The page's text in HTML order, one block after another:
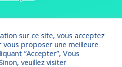
confidentialité
sur ce site, vous acceptez
vous proposer une meilleure
“Accepter”, Vous
veuillez visiter